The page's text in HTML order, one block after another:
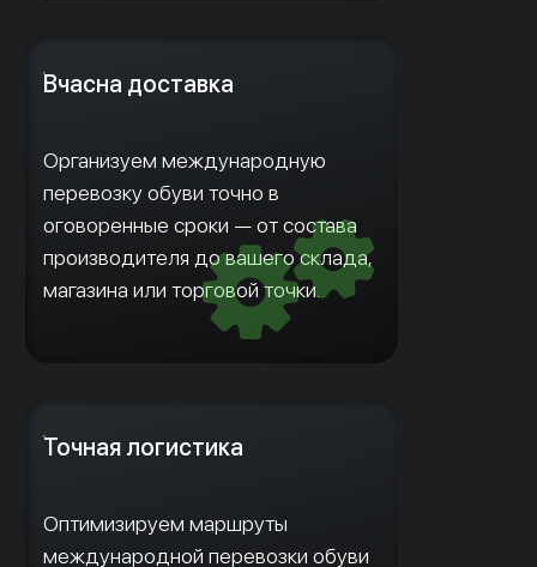
Вчасна доставка
Организуем международную
перевозку обуви точно в
оговоренные сроки — от состава
производителя до вашего склада,
магазина или торговой точки.
Точная логистика
Оптимизируем маршруты
международной перевозки обуви